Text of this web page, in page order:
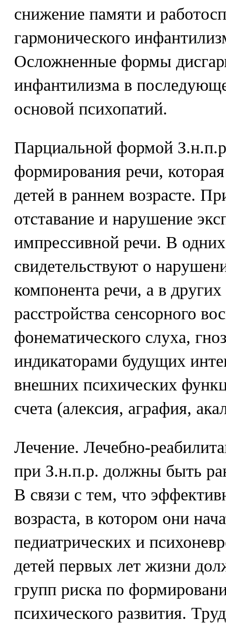
снижение памяти и
гармонического
Осложненные формы
инфантилизма в
основой психопатий.
Парциальной формой
формирования речи, которая
детей в раннем возрасте.
отставание и нарушение
импрессивной речи. В
свидетельствуют о
компонента речи, а в
расстройства сенсорного
фонематического слуха,
индикаторами будущих
внешних психических
счета (алексия, аграфия,
Лечение. Лечебно-
при З.н.п.р. должны быть
В связи с тем, что
возраста, в котором они
педиатрических и
детей первых лет жизни
групп риска по
психического развития.